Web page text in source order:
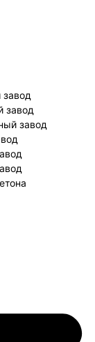
завод
завод
завод